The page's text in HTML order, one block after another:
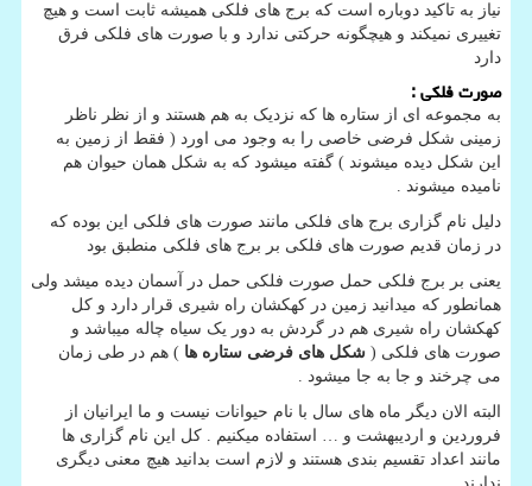
نیاز به تاکید دوباره است که برج های فلکی همیشه ثابت است و هیچ
تغییری نمیکند و هیچگونه حرکتی ندارد و با صورت های فلکی فرق
دارد
صورت فلکی :
به مجموعه ای از ستاره ها که نزدیک به هم هستند و از نظر ناظر
زمینی شکل فرضی خاصی را به وجود می اورد ( فقط از زمین به
این شکل دیده میشوند ) گفته میشود که به شکل همان حیوان هم
نامیده میشوند .
دلیل نام گزاری برج های فلکی مانند صورت های فلکی این بوده که
در زمان قدیم صورت های فلکی بر برج های فلکی منطبق بود
یعنی بر برج فلکی حمل صورت فلکی حمل در آسمان دیده میشد ولی
همانطور که میدانید زمین در کهکشان راه شیری قرار دارد و کل
کهکشان راه شیری هم در گردش به دور یک سیاه چاله میباشد و
صورت های فلکی ( شکل های فرضی ستاره ها ) هم در طی زمان
می چرخند و جا به جا میشود .
البته الان دیگر ماه های سال با نام حیوانات نیست و ما ایرانیان از
فروردین و اردیبهشت و … استفاده میکنیم . کل این نام گزاری ها
مانند اعداد تقسیم بندی هستند و لازم است بدانید هیچ معنی دیگری